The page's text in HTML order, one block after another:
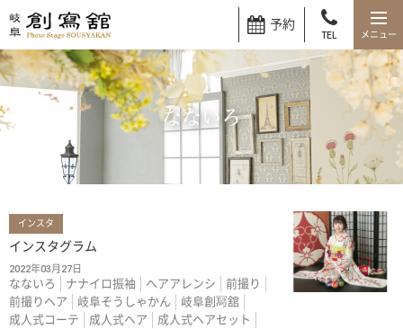
予約
TEL
なないろ
インスタ
インスタグラム
2022年03月27日
なないろ ナナイロ振袖 ヘアアレンシ
前撮り
前撮りヘア
岐阜そうしゃかん
岐阜創冩舘
成人式コーテ
成人式ヘア
成人式ヘアセット